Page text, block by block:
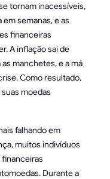
tornam inacessíveis,
semanas, e as
financeiras
A inflação sai de
manchetes, e a má
Como resultado,
moedas
falhando em
muitos indivíduos
Durante a